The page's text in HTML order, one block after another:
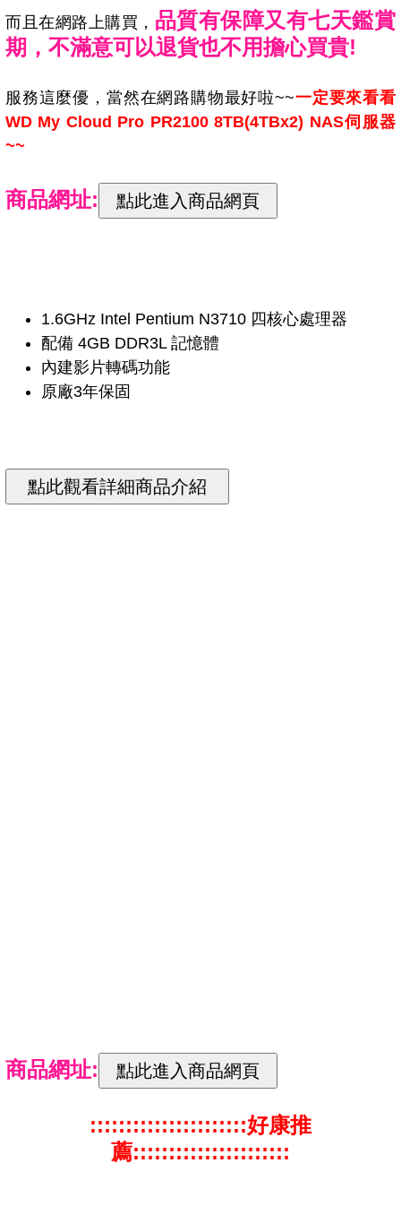
而且在網路上購買， 品質有保障又有七天鑑賞
期，不滿意可以退貨也不用擔心買貴!
服務這麼優，當然在網路購物最好啦~~一定要來看看
WD My Cloud Pro PR2100 8TB(4TBx2) NAS伺服器
~~
商品網址:
1.6GHz Intel Pentium N3710 四核心處理器
配備 4GB DDR3L 記憶體
內建影片轉碼功能
原廠3年保固
商品網址:
::::::::::::::::::::::好康推
薦::::::::::::::::::::::